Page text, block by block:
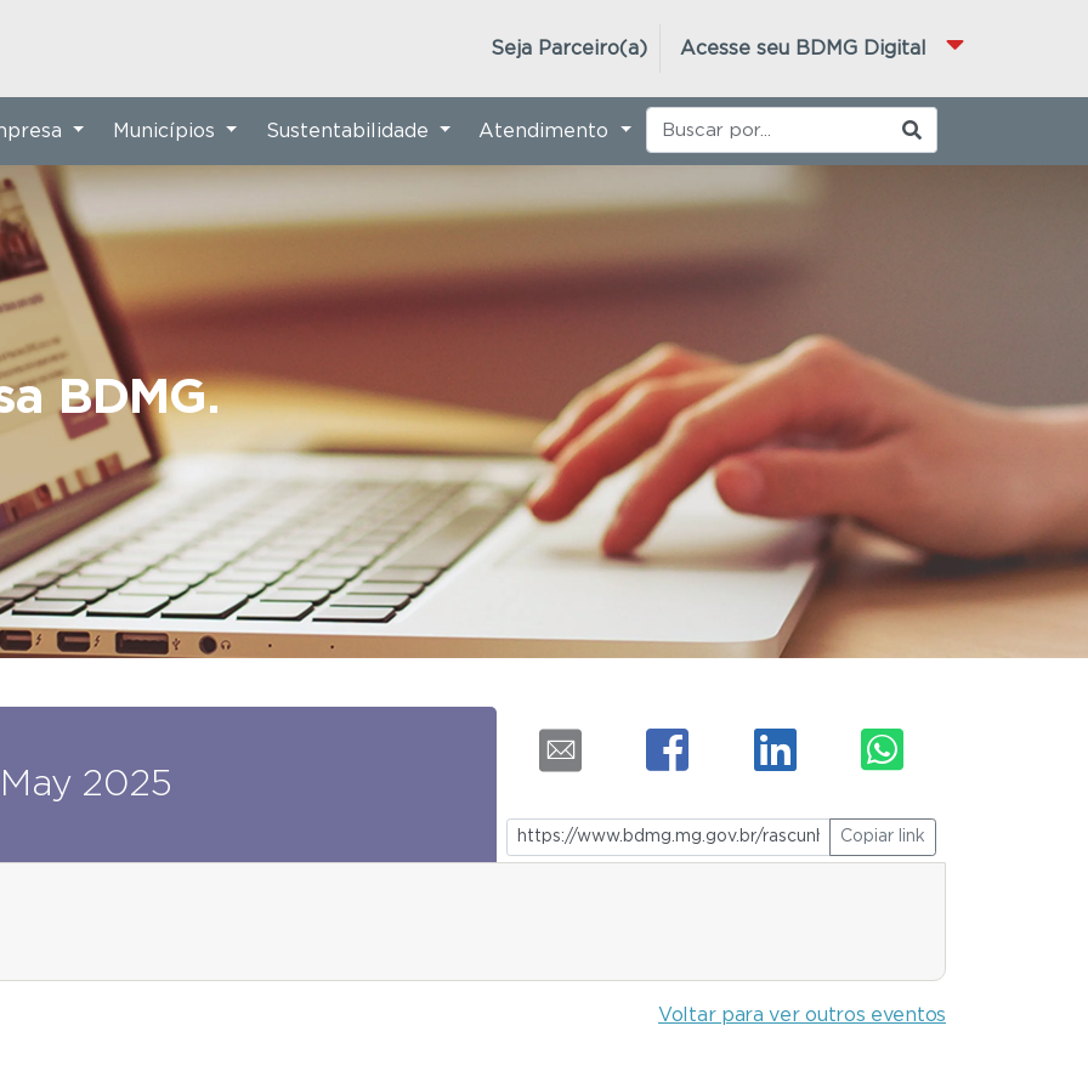
Acesse seu BDMG Digital
Seja Parceiro(a)
BDMG.
Municípios Sustentabilidade Atendimento
May 2025
Copiar link
Voltar para ver outros eventos